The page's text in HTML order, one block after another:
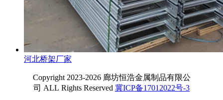
河北桥架厂家
Copyright 2023-2026 廊坊恒浩金属制品有限公
司 ALL Rights Reserved 冀ICP备17012022号-3